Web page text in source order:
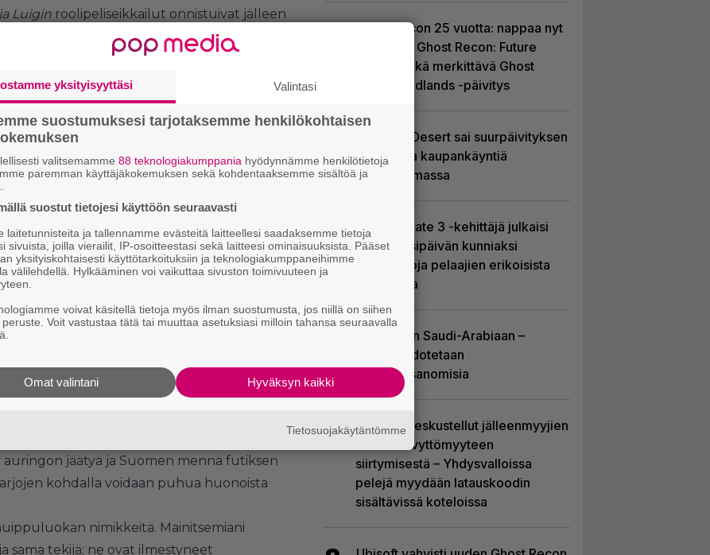
Luigin roolipeliseikkailut onnistuivat jälleen
rima olikin järjettömän korkealla.
satoa. Luvassa on
auringon jäätyä ja Suomen mennä futiksen
kohdalla voidaan puhua huonoista
nimikkeitä. Mainitsemiani
sama tekijä; ne ovat ilmestyneet
3
Ghost Recon 25 vuotta: nappaa nyt
ilmaiseksi Ghost Recon: Future
Soldier sekä merkittävä Ghost
Recon Wildlands -päivitys
Crimson Desert sai suurpäivityksen
– uudistaa kaupankäyntiä
pelimaailmassa
5
Baldur’s Gate 3 -kehittäjä julkaisi
pelin vuosipäivän kunniaksi
tilastotietoja pelaajien erikoisista
valinnoista
EA myytiin Saudi-Arabiaan –
yhtiöltä odotetaan
massairtisanomisia
7
Sony on keskustellut jälleenmyyjien
kanssa levyttömyyteen
siirtymisestä – Yhdysvalloissa
pelejä myydään latauskoodin
sisältävissä koteloissa
yksityisyyttäsi Valintasi
suostumuksesi tarjotaksemme henkilökohtaisen
valitsemamme 88 teknologiakumppania hyödynnämme henkilötietoja
paremman käyttäjäkokemuksen sekä kohdentaaksemme sisältöä ja
suostut tietojesi käyttöön seuraavasti
laitetunnisteita ja tallennamme evästeitä laitteellesi saadaksemme tietoja
sivuista, joilla vierailit, IP-osoitteestasi sekä laitteesi ominaisuuksista. Pääset
yksityiskohtaisesti käyttötarkoituksiin ja teknologiakumppaneihimme
välilehdellä. Hylkääminen voi vaikuttaa sivuston toimivuuteen ja
voivat käsitellä tietoja myös ilman suostumusta, jos niillä on siihen
Voit vastustaa tätä tai muuttaa asetuksiasi milloin tahansa seuraavalla
Hyväksyn kaikki
Omat valintani
Tietosuojakäytäntömme